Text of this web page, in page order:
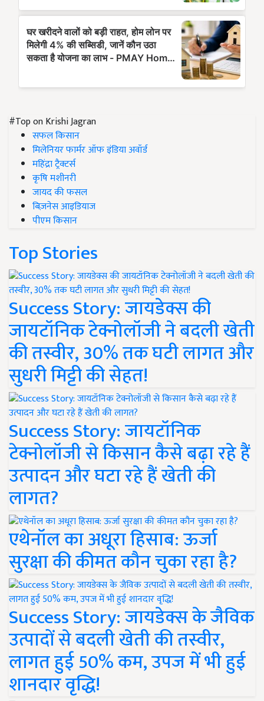
#Top on Krishi Jagran
सफल किसान
मिलेनियर फार्मर ऑफ इंडिया अवॉर्ड
महिंद्रा ट्रैक्टर्स
कृषि मशीनरी
जायद की फसल
बिज़नेस आइडियाज
पीएम किसान
Top Stories
Success Story: जायडेक्स की
जायटॉनिक टेक्नोलॉजी ने बदली खेती
की तस्वीर, 30% तक घटी लागत और
सुधरी मिट्टी की सेहत!
Success Story: जायटॉनिक
टेक्नोलॉजी से किसान कैसे बढ़ा रहे हैं
उत्पादन और घटा रहे हैं खेती की
लागत?
एथेनॉल का अधूरा हिसाब: ऊर्जा
सुरक्षा की कीमत कौन चुका रहा है?
Success Story: जायडेक्स के जैविक
उत्पादों से बदली खेती की तस्वीर,
लागत हुई 50% कम, उपज में भी हुई
शानदार वृद्धि!